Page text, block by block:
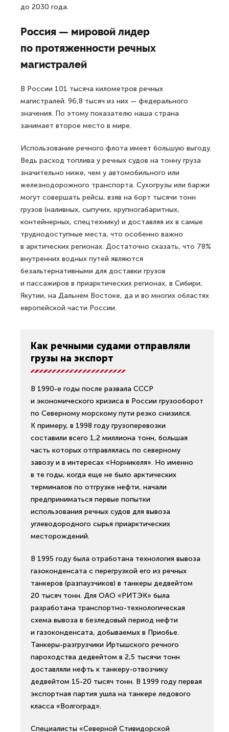
до 2030 года.
Россия — мировой лидер
по протяженности речных
магистралей
В России 101 тысяча километров речных
магистралей. 96,8 тысяч из них — федерального
значения. По этому показателю наша страна
занимает второе место в мире.
Использование речного флота имеет большую выгоду.
Ведь расход топлива у речных судов на тонну груза
значительно ниже, чем у автомобильного или
железнодорожного транспорта. Сухогрузы или баржи
могут совершать рейсы, взяв на борт тысячи тонн
грузов (наливных, сыпучих, крупногабаритных,
контейнерных, спецтехнику) и доставляя их в самые
труднодоступные места, что особенно важно
в арктических регионах. Достаточно сказать, что 78%
внутренних водных путей являются
безальтернативными для доставки грузов
и пассажиров в приарктических регионах, в Сибири,
Якутии, на Дальнем Востоке, да и во многих областях
европейской части России.
Как речными судами отправляли
грузы на экспорт
В 1990-е годы после развала СССР
и экономического кризиса в России грузооборот
по Северному морскому пути резко снизился.
К примеру, в 1998 году грузоперевозки
составили всего 1,2 миллиона тонн, большая
часть которых отправлялась по северному
завозу и в интересах «Норникеля». Но именно
в те годы, когда еще не было арктических
терминалов по отгрузке нефти, начали
предприниматься первые попытки
использования речных судов для вывоза
углеводородного сырья приарктических
месторождений.
В 1995 году была отработана технология вывоза
газоконденсата с перегрузкой его из речных
танкеров (разпаузчиков) в танкеры дедвейтом
20 тысяч тонн. Для ОАО «РИТЭК» была
разработана транспортно-технологическая
схема вывоза в безледовый период нефти
и газоконденсата, добываемых в Приобье.
Танкеры-разгрузчики Иртышского речного
пароходства дедвейтом в 2,5 тысячи тонн
доставляли нефть к танкеру-отвозчику
дедвейтом 15-20 тысяч тонн. В 1999 году первая
экспортная партия ушла на танкере ледового
класса «Волгоград».
Специалисты «Северной Стивидорской